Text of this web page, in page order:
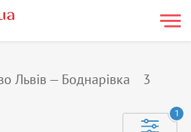
Львів — Боднарiвка
3
1